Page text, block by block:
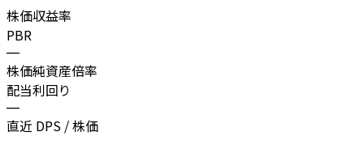
株価収益率
PBR
—
株価純資産倍率
配当利回り
—
直近 DPS / 株価